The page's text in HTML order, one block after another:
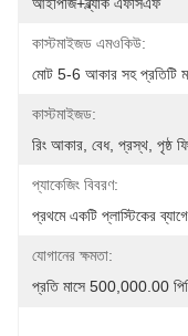
কাস্টমাইজড এমওকিউ:
মোট 5-6 আকার সহ প্রতিটি
কাস্টমাইজড:
রিং আকার, বেধ, প্রস্থ, পৃষ্ঠ
প্যাকেজিং বিবরণ:
প্রথমে একটি প্লাস্টিকের
যোগানের ক্ষমতা:
প্রতি মাসে 500,000.00